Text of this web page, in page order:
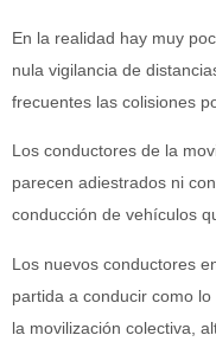
En la realidad hay muy
nula vigilancia de
frecuentes las colisiones
Los conductores de la
parecen adiestrados ni
conducción de vehículos
Los nuevos conductores
partida a conducir como
la movilización colectiva,